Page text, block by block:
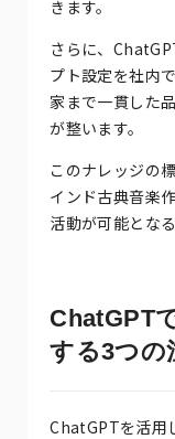
きます。
さらに、
プト設定を社内
家まで一貫した
が整います。
このナレッジの
インド古典音楽
活動が可能となる
ChatGPT
する3つの
ChatGPTを活用